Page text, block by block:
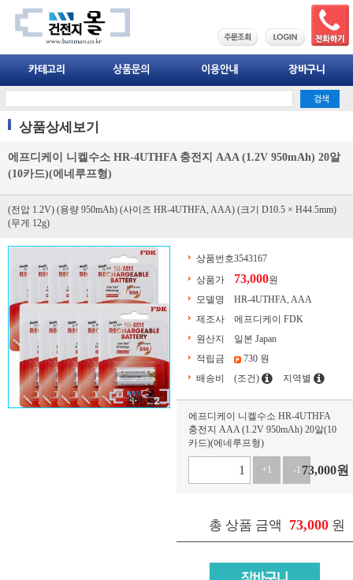
상품상세보기
에프디케이 니켈수소 HR-4UTHFA 충전지 AAA (1.2V 950mAh) 20알
(10카드)(에네루프형)
(전압 1.2V) (용량 950mAh) (사이즈 HR-4UTHFA, AAA) (크기 D10.5 × H44.5mm)
(무게 12g)
상품번호3543167
상품가
73,000원
모델명
HR-4UTHFA, AAA
제조사
에프디케이 FDK
원산지
일본 Japan
적립금
730 원
배송비
(조건) 지역별
에프디케이 니켈수소 HR-4UTHFA
충전지 AAA (1.2V 950mAh) 20알(10
카드)(에네루프형)
+1 -1 73,000원
총 상품 금액 73,000 원